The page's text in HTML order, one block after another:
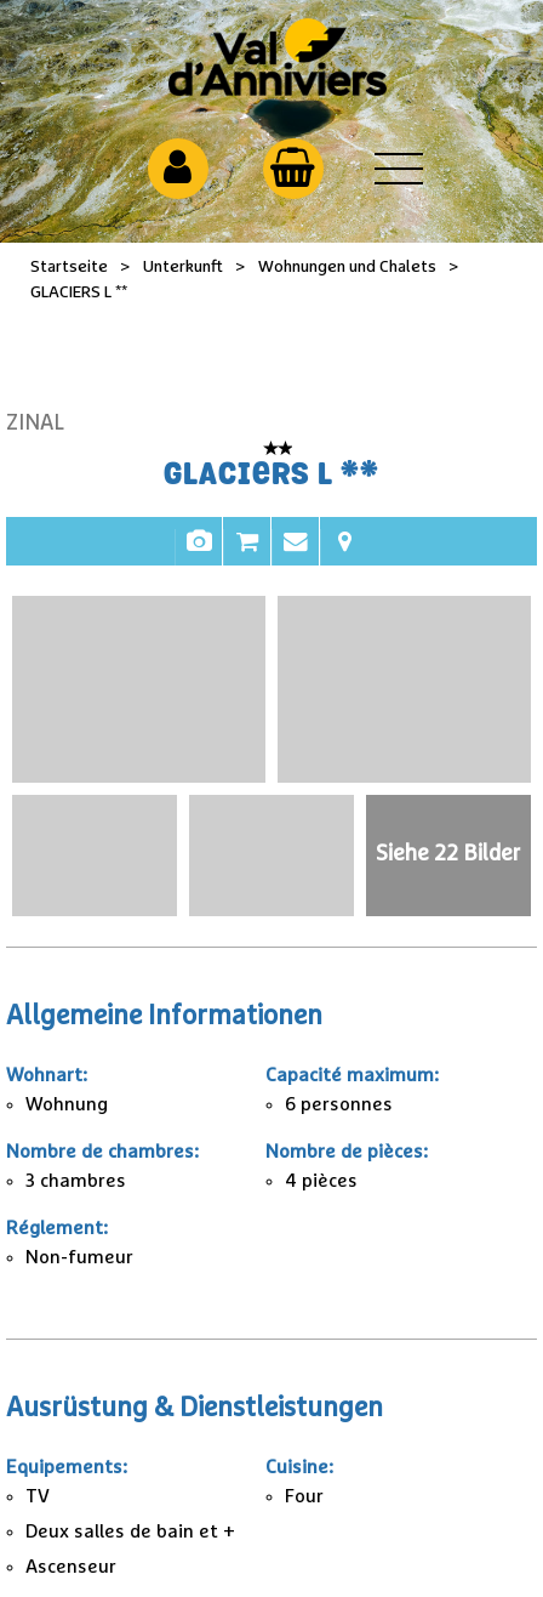
Startseite > Unterkunft > Wohnungen und Chalets
>
GLACIERS L **
GLACIERS L **
ZINAL
Siehe 22 Bilder
Allgemeine Informationen
Wohnart:
Wohnung
Capacité maximum:
6 personnes
Nombre de chambres:
3 chambres
Nombre de pièces:
4 pièces
Réglement:
Non-fumeur
Ausrüstung & Dienstleistungen
Equipements:
TV
Deux salles de bain et +
Ascenseur
Cuisine:
Four